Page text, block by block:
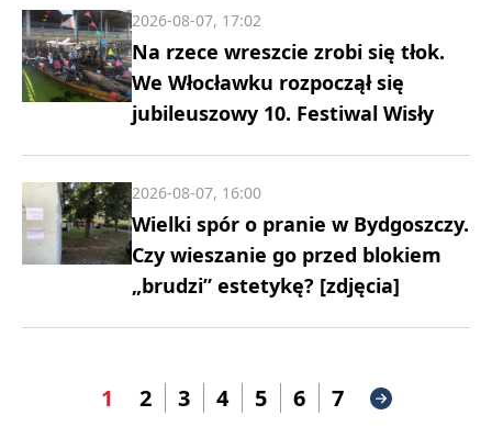
Na rzece wreszcie zrobi się tłok.
We Włocławku rozpoczął się
jubileuszowy 10. Festiwal Wisły
2026-08-07, 17:02
Wielki spór o pranie w Bydgoszczy.
Czy wieszanie go przed blokiem
„brudzi” estetykę? [zdjęcia]
2026-08-07, 16:00
1 2 3 4 5 6 7